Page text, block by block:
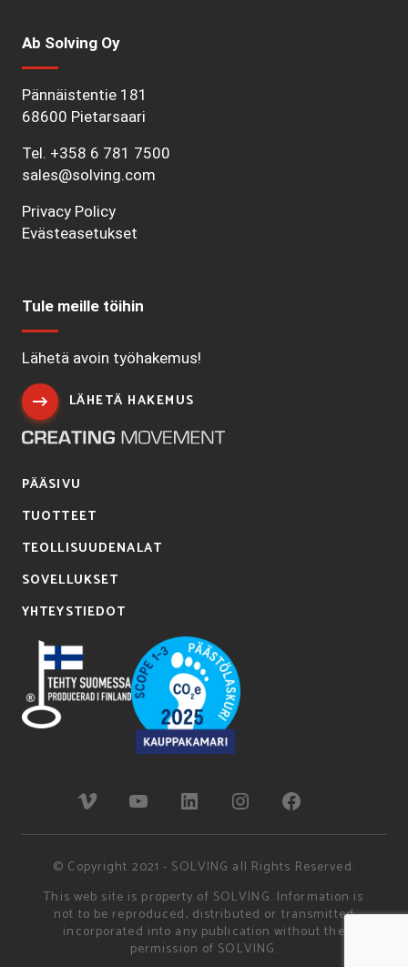
Ab Solving Oy
Pännäistentie 181
68600 Pietarsaari
Tel. +358 6 781 7500
sales@solving.com
Privacy Policy
Evästeasetukset
Tule meille töihin
Lähetä avoin työhakemus!
LÄHETÄ HAKEMUS
PÄÄSIVU
TUOTTEET
TEOLLISUUDENALAT
SOVELLUKSET
YHTEYSTIEDOT
© Copyright 2021 - SOLVING all Rights Reserved.
This web site is property of SOLVING. Information is
not to be reproduced, distributed or transmitted
incorporated into any publication without the
permission of SOLVING.